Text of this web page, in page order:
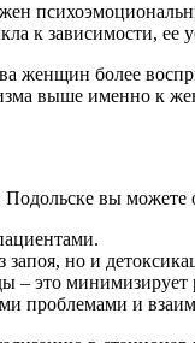
к зависимости, ее
более
выше именно к
вы
но и
– это минимизирует
проблемами и